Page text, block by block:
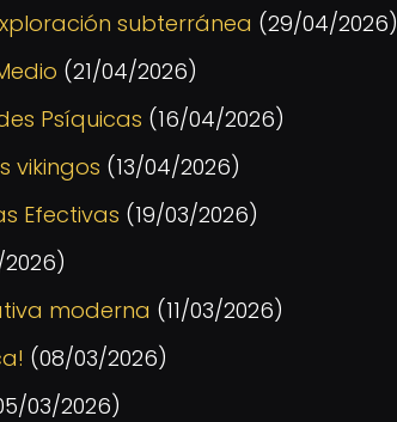
subterránea (29/04/2026)
(21/04/2026)
Psíquicas (16/04/2026)
vikingos (13/04/2026)
Efectivas (19/03/2026)
moderna (11/03/2026)
(08/03/2026)
03/2026)